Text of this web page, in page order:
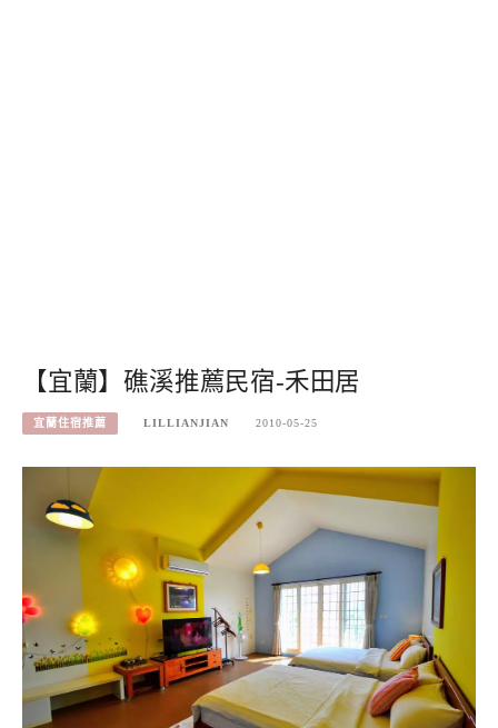
【宜蘭】礁溪推薦民宿-禾田居
宜蘭住宿推薦 LILLIANJIAN 2010-05-25